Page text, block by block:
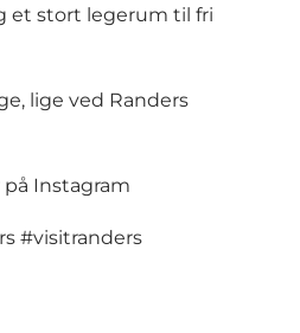
et stort legerum til fri
lige ved Randers
på Instagram
#visitranders